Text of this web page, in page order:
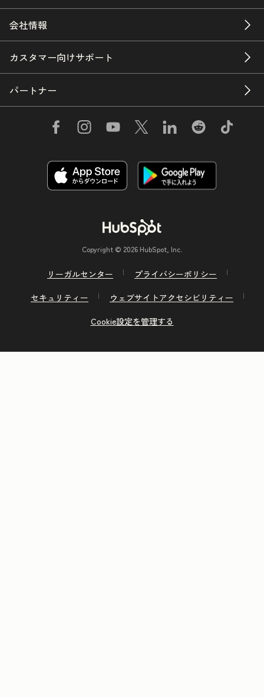
会社情報
カスタマー向けサポート
パートナー
Copyright © 2026 HubSpot, Inc.
リーガルセンター
プライバシーポリシー
セキュリティー
ウェブサイトアクセシビリティー
Cookie設定を管理する